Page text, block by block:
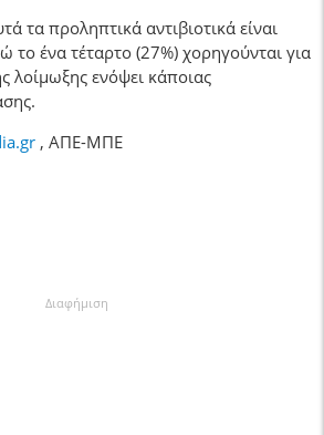
τα προληπτικά αντιβιοτικά είναι
το ένα τέταρτο (27%) χορηγούνται για
λοίμωξης ενόψει κάποιας
, ΑΠΕ-ΜΠΕ
Διαφήμιση